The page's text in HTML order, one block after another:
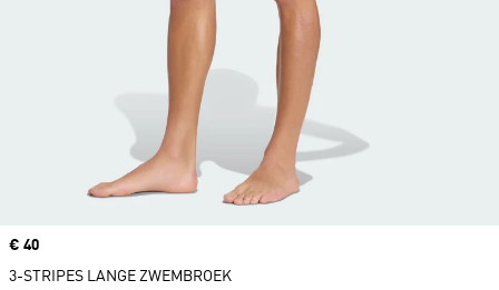
Price
€ 40
3-STRIPES LANGE ZWEMBROEK